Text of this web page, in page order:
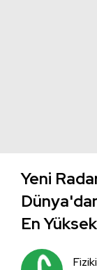
Yeni
En